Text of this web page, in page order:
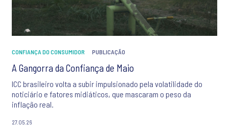
CONFIANÇA DO CONSUMIDOR PUBLICAÇÃO
A Gangorra da Confiança de Maio
ICC brasileiro volta a subir impulsionado pela volatilidade do
noticiário e fatores midiáticos, que mascaram o peso da
inflação real.
27.05.26